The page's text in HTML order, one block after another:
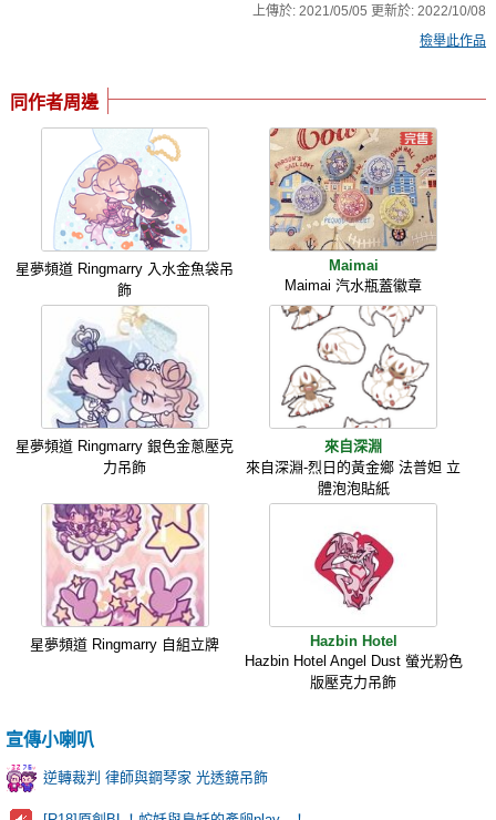
上傳於:2021/05/05 更新於:2022/10/08
檢舉此作品
同作者周邊
星夢頻道 Ringmarry 入水金魚袋吊
飾
Maimai
Maimai 汽水瓶蓋徽章
星夢頻道 Ringmarry 銀色金蔥壓克
力吊飾
來自深淵
來自深淵-烈日的黃金鄉 法普妲 立
體泡泡貼紙
星夢頻道 Ringmarry 自組立牌
Hazbin Hotel
Hazbin Hotel Angel Dust 螢光粉色
版壓克力吊飾
宣傳小喇叭
逆轉裁判 律師與鋼琴家 光透鏡吊飾